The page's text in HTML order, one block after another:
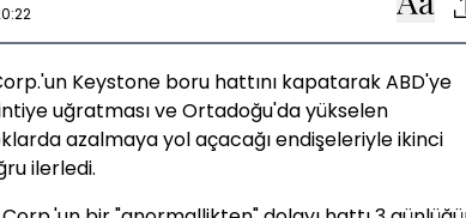
Keystone boru hattını kapatarak ABD'ye
uğratması ve Ortadoğu'da yükselen
azalmaya yol açacağı endişeleriyle ikinci
ilerledi.